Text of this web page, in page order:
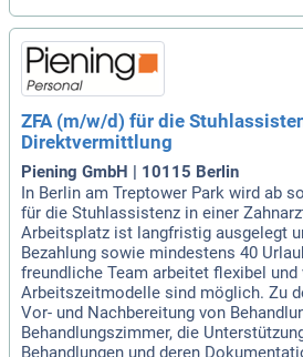
ZFA (m/w/d) für die
Direktvermittlung
Piening GmbH | 10115 Berlin
In Berlin am Treptower Park wird ab
für die Stuhlassistenz in einer
Arbeitsplatz ist langfristig ausgelegt
Bezahlung sowie mindestens 40
freundliche Team arbeitet flexibel und
Arbeitszeitmodelle sind möglich. Zu
Vor- und Nachbereitung von
Behandlungszimmer, die
Behandlungen und deren